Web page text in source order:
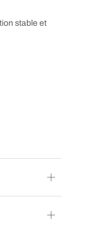
stable et